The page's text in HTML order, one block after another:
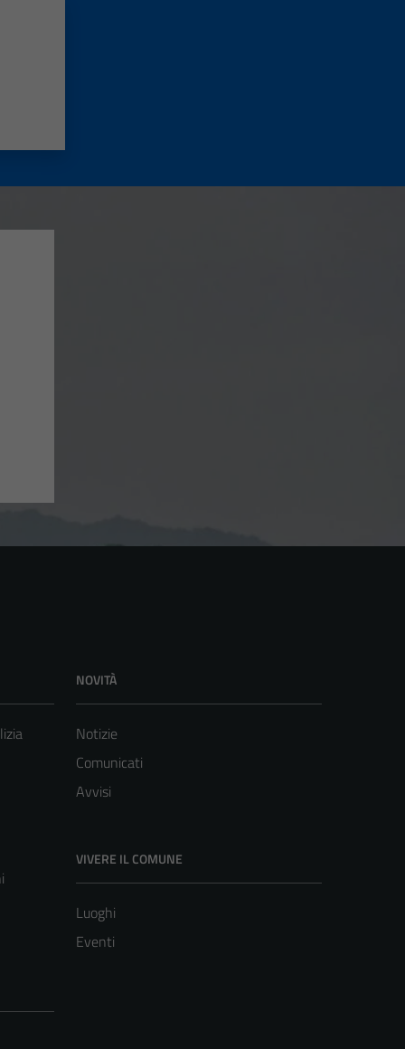
NOVITÀ
Notizie
Comunicati
Avvisi
VIVERE IL COMUNE
Luoghi
Eventi